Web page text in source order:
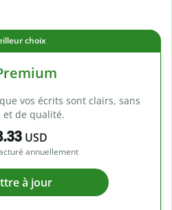
choix
vos écrits sont clairs, sans
et de qualité.
USD
annuellement
à jour